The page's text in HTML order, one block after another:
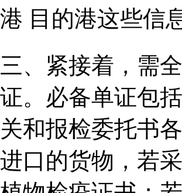
港 目的港这些信
三、紧接着，需
证。必备单证包
关和报检委托书
进口的货物，若